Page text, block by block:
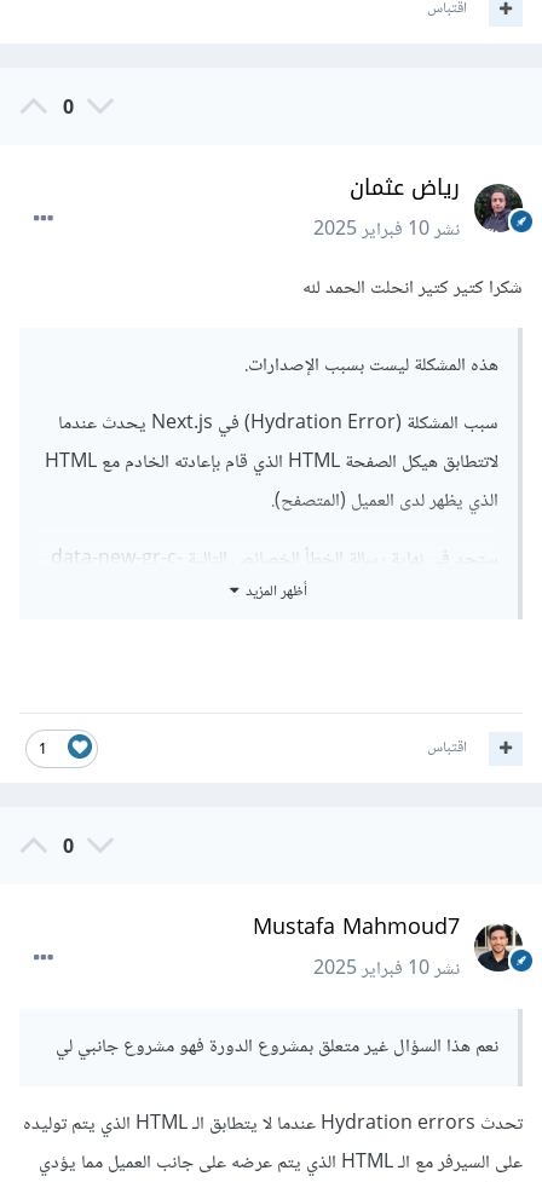
اقتباس
0
رياض عثمان
نشر10 فبراير 2025
شكرا كتير كتير انحلت الحمد لله
هذه المشكلة ليست بسبب الإصدارات.
سبب المشكلة (Hydration Error) في Next.js يحدث عندما
لاتتطابق هيكل الصفحة HTML الذي قام بإعادته الخادم مع HTML
الذي يظهر لدى العميل (المتصفح).
ستجد في نهاية رسالة الخطأ الخصائص التالية data-new-gr-c-
إضافة Grammarly . هل تستخدم تلك الإضافة في المتصفح ؟
حيث تلك الإضافة تضيف أجزاء و خصائص لعناصر ال html مما
أظهر المزيد
1 اقتباس
0
Mustafa Mahmoud7
نشر10 فبراير 2025
نعم هذا السؤال غير متعلق بمشروع الدورة فهو مشروع جانبي لي
تحدث Hydration errors عندما لا يتطابق الـ HTML الذي يتم توليده
على السيرفر مع الـ HTML الذي يتم عرضه على جانب العميل مما يؤدي